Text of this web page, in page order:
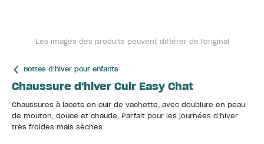
Les images des produits peuvent différer de l'original
Bottes d'hiver pour enfants
Chaussure d'hiver Cuir Easy Chat
Chaussures à lacets en cuir de vachette, avec doublure en peau
de mouton, douce et chaude. Parfait pour les journées d’hiver
très froides mais sèches.